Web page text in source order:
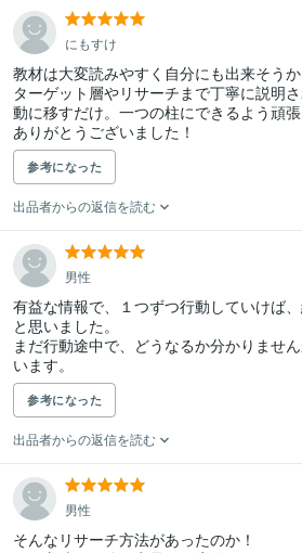
にもすけ
教材は大変読みやすく自分にも出来そうか
ターゲット層やリサーチまで丁寧に説明
動に移すだけ。一つの柱にできるよう頑張
ありがとうございました！
参考になった
出品者からの返信を読む
男性
有益な情報で、１つずつ行動していけば
と思いました。
まだ行動途中で、どうなるか分かりませ
います。
参考になった
出品者からの返信を読む
男性
そんなリサーチ方法があったのか！